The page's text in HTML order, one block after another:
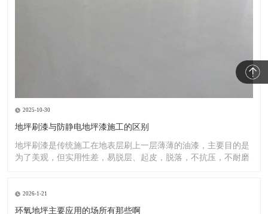
2025-10-30
地坪刷漆与防静电地坪漆施工的区别
地坪刷漆是传统施工在地表层刷上一层薄薄的油漆，主要目的是
为了美观，但实用性差，易脱层、起皮，脱落，不抗压，不耐磨
2026-1-21
环氧地坪主要应用的场所有那些啊